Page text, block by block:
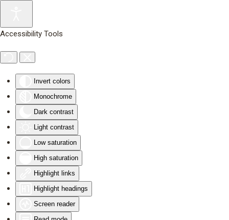
Accessibility Tools
Invert colors
Monochrome
Dark contrast
Light contrast
Low saturation
High saturation
Highlight links
Highlight headings
Screen reader